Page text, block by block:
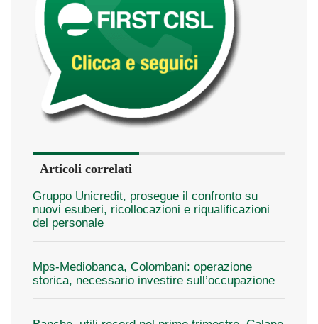
Articoli correlati
Gruppo Unicredit, prosegue il confronto su
nuovi esuberi, ricollocazioni e riqualificazioni
del personale
Mps-Mediobanca, Colombani: operazione
storica, necessario investire sull’occupazione